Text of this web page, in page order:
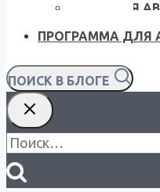
СОФТ ДЛЯ
ПРОГРАММА ДЛЯ
ПОИСК В БЛОГЕ
Найти: